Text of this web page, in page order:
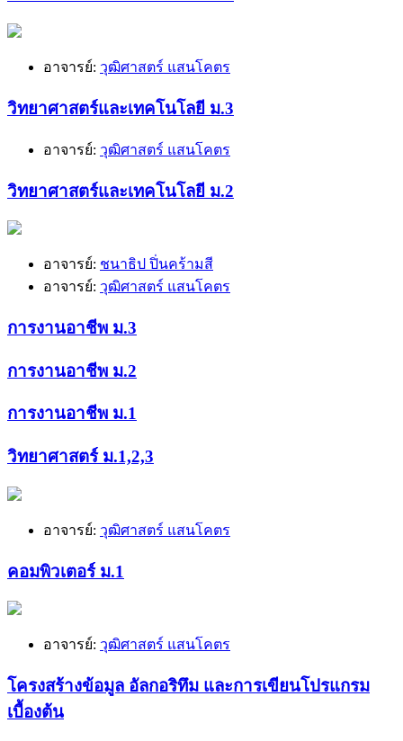
อาจารย์: วุฒิศาสตร์ แสนโคตร
วิทยาศาสตร์และเทคโนโลยี ม.3
อาจารย์: วุฒิศาสตร์ แสนโคตร
วิทยาศาสตร์และเทคโนโลยี ม.2
อาจารย์: ชนาธิป ปิ่นคร้ามสี
อาจารย์: วุฒิศาสตร์ แสนโคตร
การงานอาชีพ ม.3
การงานอาชีพ ม.2
การงานอาชีพ ม.1
วิทยาศาสตร์ ม.1,2,3
อาจารย์: วุฒิศาสตร์ แสนโคตร
คอมพิวเตอร์ ม.1
อาจารย์: วุฒิศาสตร์ แสนโคตร
โครงสร้างข้อมูล อัลกอริทึม และการเขียนโปรแกรม
เบื้องต้น